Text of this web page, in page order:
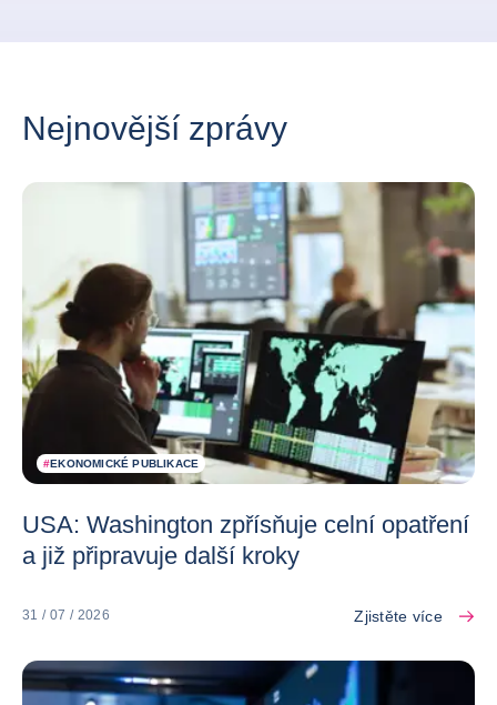
Nejnovější zprávy
#EKONOMICKÉ PUBLIKACE
USA: Washington zpřísňuje celní opatření
a již připravuje další kroky
31 / 07 / 2026 Zjistěte více